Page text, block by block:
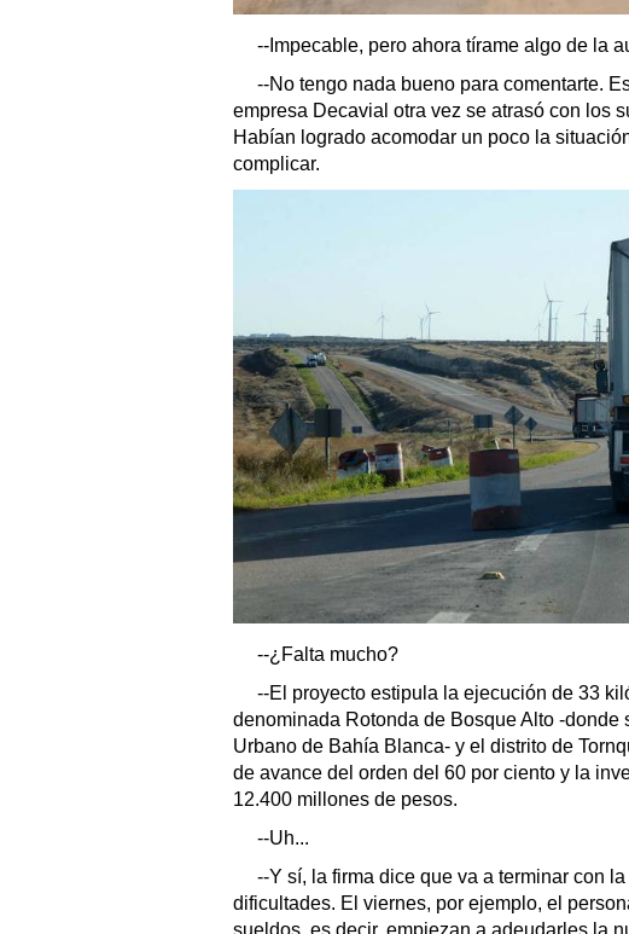
--Impecable, pero ahora tírame algo de la
--No tengo nada bueno para comentarte.
empresa Decavial otra vez se atrasó con los
Habían logrado acomodar un poco la
complicar.
--¿Falta mucho?
--El proyecto estipula la ejecución de 33
denominada Rotonda de Bosque Alto -
Urbano de Bahía Blanca- y el distrito de
de avance del orden del 60 por ciento y la
12.400 millones de pesos.
--Uh...
--Y sí, la firma dice que va a terminar con
dificultades. El viernes, por ejemplo, el
sueldos, es decir, empiezan a adeudarles la